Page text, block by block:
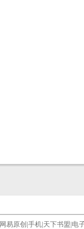
网易原创 手机 天下书盟 电